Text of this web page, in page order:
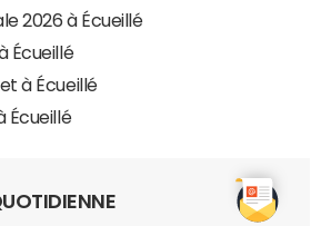
2026 à Écueillé
Écueillé
à Écueillé
Écueillé